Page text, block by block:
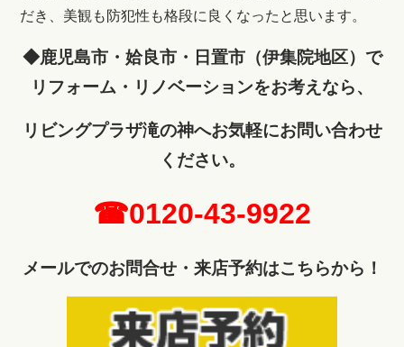
だき、美観も防犯性も格段に良くなったと思います。
◆鹿児島市・姶良市・日置市（伊集院地区）で
リフォーム・リノベーションをお考えなら、
リビングプラザ滝の神へお気軽にお問い合わせ
ください。
☎0120-43-9922
メールでのお問合せ・来店予約はこちらから！